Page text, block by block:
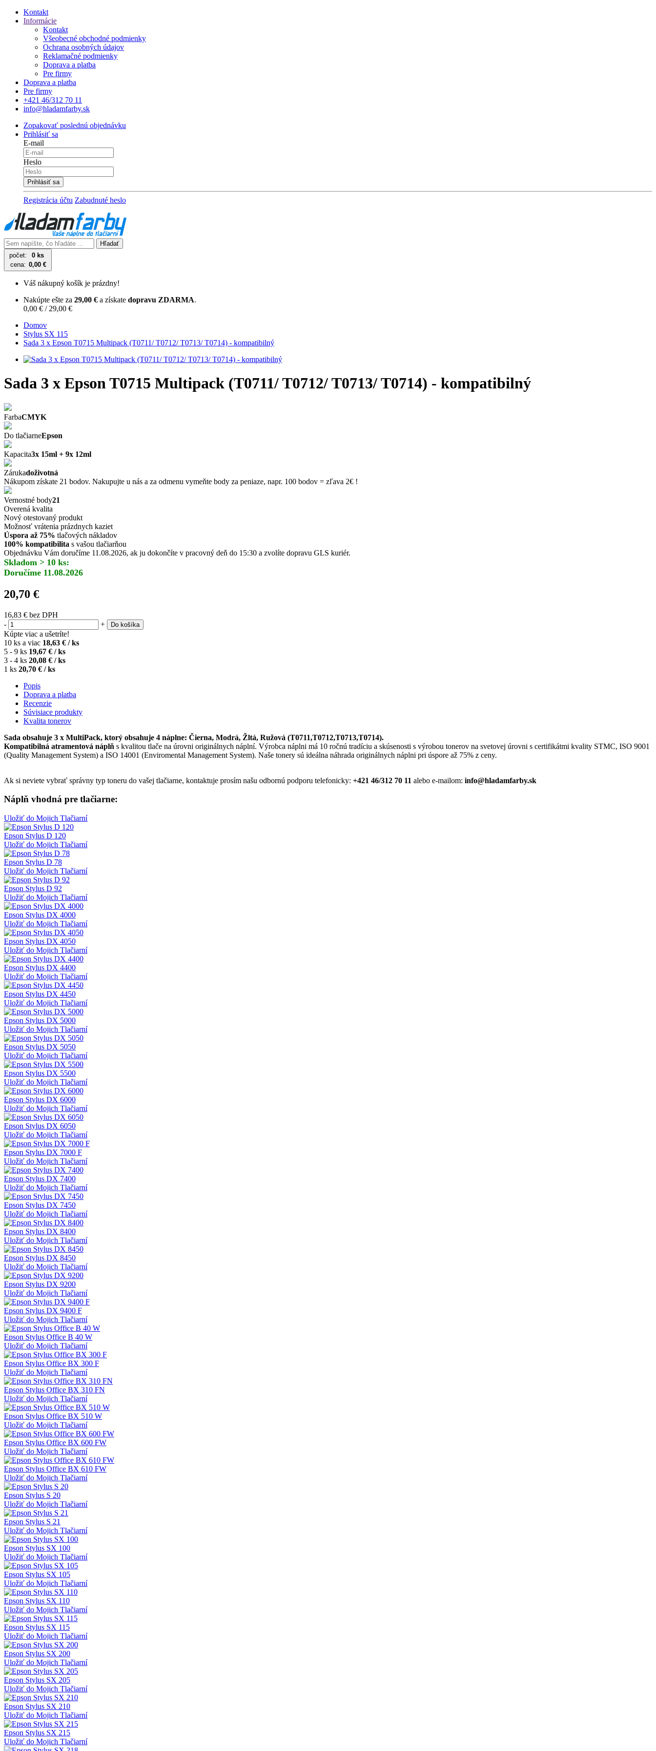
Kontakt
Informácie
Kontakt
Všeobecné obchodné podmienky
Ochrana osobných údajov
Reklamačné podmienky
Doprava a platba
Pre firmy
Doprava a platba
Pre firmy
+421 46/312 70 11
info@hladamfarby.sk
Zopakovať poslednú objednávku
Prihlásiť sa
E-mail
Heslo
Registrácia účtu Zabudnuté heslo
Hľadať
počet:
0 ks
cena: 0,00 €
Váš nákupný košík je prázdny!
Nakúpte ešte za 29,00 € a získate dopravu ZDARMA.
0,00 € / 29,00 €
Domov
Stylus SX 115
Sada 3 x Epson T0715 Multipack (T0711/ T0712/ T0713/ T0714) - kompatibilný
Sada 3 x Epson T0715 Multipack (T0711/ T0712/ T0713/ T0714) - kompatibilný
FarbaCMYK
Do tlačiarneEpson
Kapacita3x 15ml + 9x 12ml
Zárukadoživotná
Nákupom získate 21 bodov. Nakupujte u nás a za odmenu vymeňte body za peniaze, napr. 100 bodov = zľava 2€ !
Vernostné body21
Overená kvalita
Nový otestovaný produkt
Možnosť vrátenia prázdnych kaziet
Úspora až 75% tlačových nákladov
100% kompatibilita s vašou tlačiarňou
Objednávku Vám doručíme 11.08.2026, ak ju dokončíte v pracovný deň do 15:30 a zvolíte dopravu GLS kuriér.
Skladom > 10 ks:
Doručíme 11.08.2026
20,70 €
16,83 € bez DPH
-
+ Do košíka
Kúpte viac a ušetríte!
10 ks a viac 18,63 € / ks
5 - 9 ks 19,67 € / ks
3 - 4 ks 20,08 € / ks
1 ks 20,70 € / ks
Popis
Doprava a platba
Recenzie
Súvisiace produkty
Kvalita tonerov
Sada obsahuje 3 x MultiPack, ktorý obsahuje 4 náplne: Čierna, Modrá, Žltá, Ružová (T0711,T0712,T0713,T0714).
Kompatibilná atramentová náplň s kvalitou tlače na úrovni originálnych náplní. Výrobca náplni má 10 ročnú tradíciu a skúsenosti s výrobou tonerov na svetovej úrovni s certifikátmi kvality STMC, ISO 9001
(Quality Management System) a ISO 14001 (Enviromental Management System). Naše tonery sú ideálna náhrada originálnych náplni pri úspore až 75% z ceny.
Ak si neviete vybrať správny typ toneru do vašej tlačiarne, kontaktuje prosím našu odbornú podporu telefonicky: +421 46/312 70 11 alebo e-mailom: info@hladamfarby.sk
Náplň vhodná pre tlačiarne:
Uložiť do Mojich Tlačiarní
Epson Stylus D 120
Uložiť do Mojich Tlačiarní
Epson Stylus D 78
Uložiť do Mojich Tlačiarní
Epson Stylus D 92
Uložiť do Mojich Tlačiarní
Epson Stylus DX 4000
Uložiť do Mojich Tlačiarní
Epson Stylus DX 4050
Uložiť do Mojich Tlačiarní
Epson Stylus DX 4400
Uložiť do Mojich Tlačiarní
Epson Stylus DX 4450
Uložiť do Mojich Tlačiarní
Epson Stylus DX 5000
Uložiť do Mojich Tlačiarní
Epson Stylus DX 5050
Uložiť do Mojich Tlačiarní
Epson Stylus DX 5500
Uložiť do Mojich Tlačiarní
Epson Stylus DX 6000
Uložiť do Mojich Tlačiarní
Epson Stylus DX 6050
Uložiť do Mojich Tlačiarní
Epson Stylus DX 7000 F
Uložiť do Mojich Tlačiarní
Epson Stylus DX 7400
Uložiť do Mojich Tlačiarní
Epson Stylus DX 7450
Uložiť do Mojich Tlačiarní
Epson Stylus DX 8400
Uložiť do Mojich Tlačiarní
Epson Stylus DX 8450
Uložiť do Mojich Tlačiarní
Epson Stylus DX 9200
Uložiť do Mojich Tlačiarní
Epson Stylus DX 9400 F
Uložiť do Mojich Tlačiarní
Epson Stylus Office B 40 W
Uložiť do Mojich Tlačiarní
Epson Stylus Office BX 300 F
Uložiť do Mojich Tlačiarní
Epson Stylus Office BX 310 FN
Uložiť do Mojich Tlačiarní
Epson Stylus Office BX 510 W
Uložiť do Mojich Tlačiarní
Epson Stylus Office BX 600 FW
Uložiť do Mojich Tlačiarní
Epson Stylus Office BX 610 FW
Uložiť do Mojich Tlačiarní
Epson Stylus S 20
Uložiť do Mojich Tlačiarní
Epson Stylus S 21
Uložiť do Mojich Tlačiarní
Epson Stylus SX 100
Uložiť do Mojich Tlačiarní
Epson Stylus SX 105
Uložiť do Mojich Tlačiarní
Epson Stylus SX 110
Uložiť do Mojich Tlačiarní
Epson Stylus SX 115
Uložiť do Mojich Tlačiarní
Epson Stylus SX 200
Uložiť do Mojich Tlačiarní
Epson Stylus SX 205
Uložiť do Mojich Tlačiarní
Epson Stylus SX 210
Uložiť do Mojich Tlačiarní
Epson Stylus SX 215
Uložiť do Mojich Tlačiarní